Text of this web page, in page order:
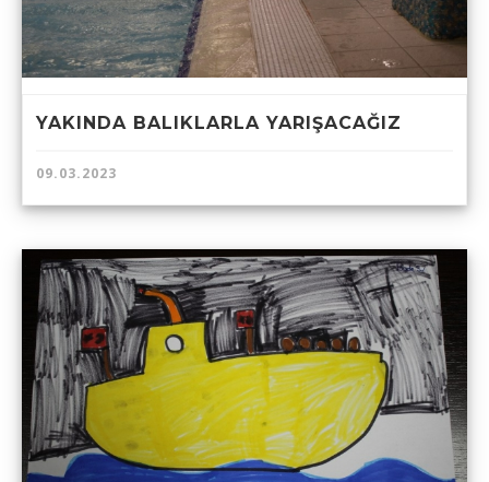
YAKINDA BALIKLARLA YARIŞACAĞIZ
09.03.2023